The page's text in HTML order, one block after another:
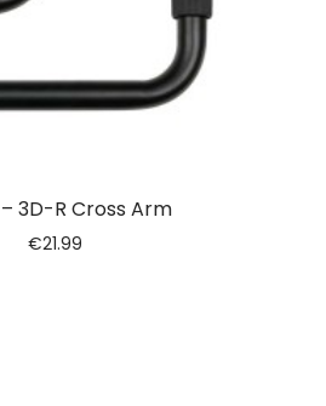
3D-R Cross Arm
€21.99